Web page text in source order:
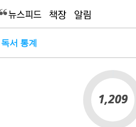
서 통계
1,209
1,209